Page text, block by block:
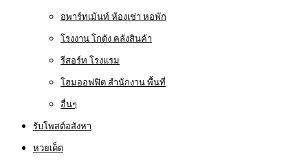
อพาร์ทเม้นท์ ห้องเช่า หอพัก
โรงงาน โกดัง คลังสินค้า
รีสอร์ท โรงแรม
โฮมออฟฟิต สำนักงาน พื้นที่
อื่นๆ
รับโพสต์อสังหา
หวยเด็ด